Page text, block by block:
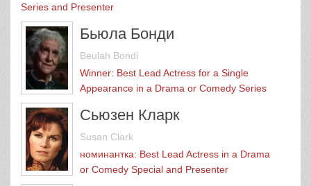
Series and Presenter
Бьюла Бонди
Beulah Bondi
Winner: Best Lead Actress for a Single
Appearance in a Drama or Comedy Series
Сьюзен Кларк
Susan Clark
номинантка: Best Lead Actress in a Drama
or Comedy Special and Presenter